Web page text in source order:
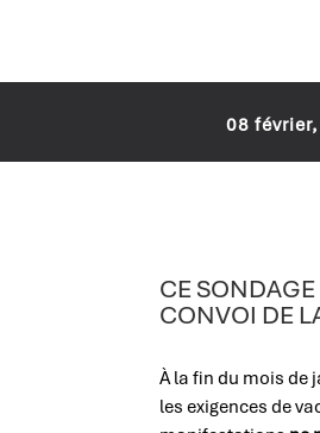
08
CE SONDAGE
CONVOI DE
À la fin du mois de
les exigences de